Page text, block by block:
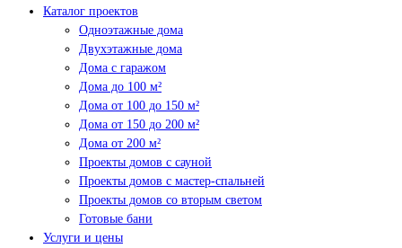
Каталог проектов
Одноэтажные дома
Двухэтажные дома
Дома с гаражом
Дома до 100 м²
Дома от 100 до 150 м²
Дома от 150 до 200 м²
Дома от 200 м²
Проекты домов с сауной
Проекты домов с мастер-спальней
Проекты домов со вторым светом
Готовые бани
Услуги и цены